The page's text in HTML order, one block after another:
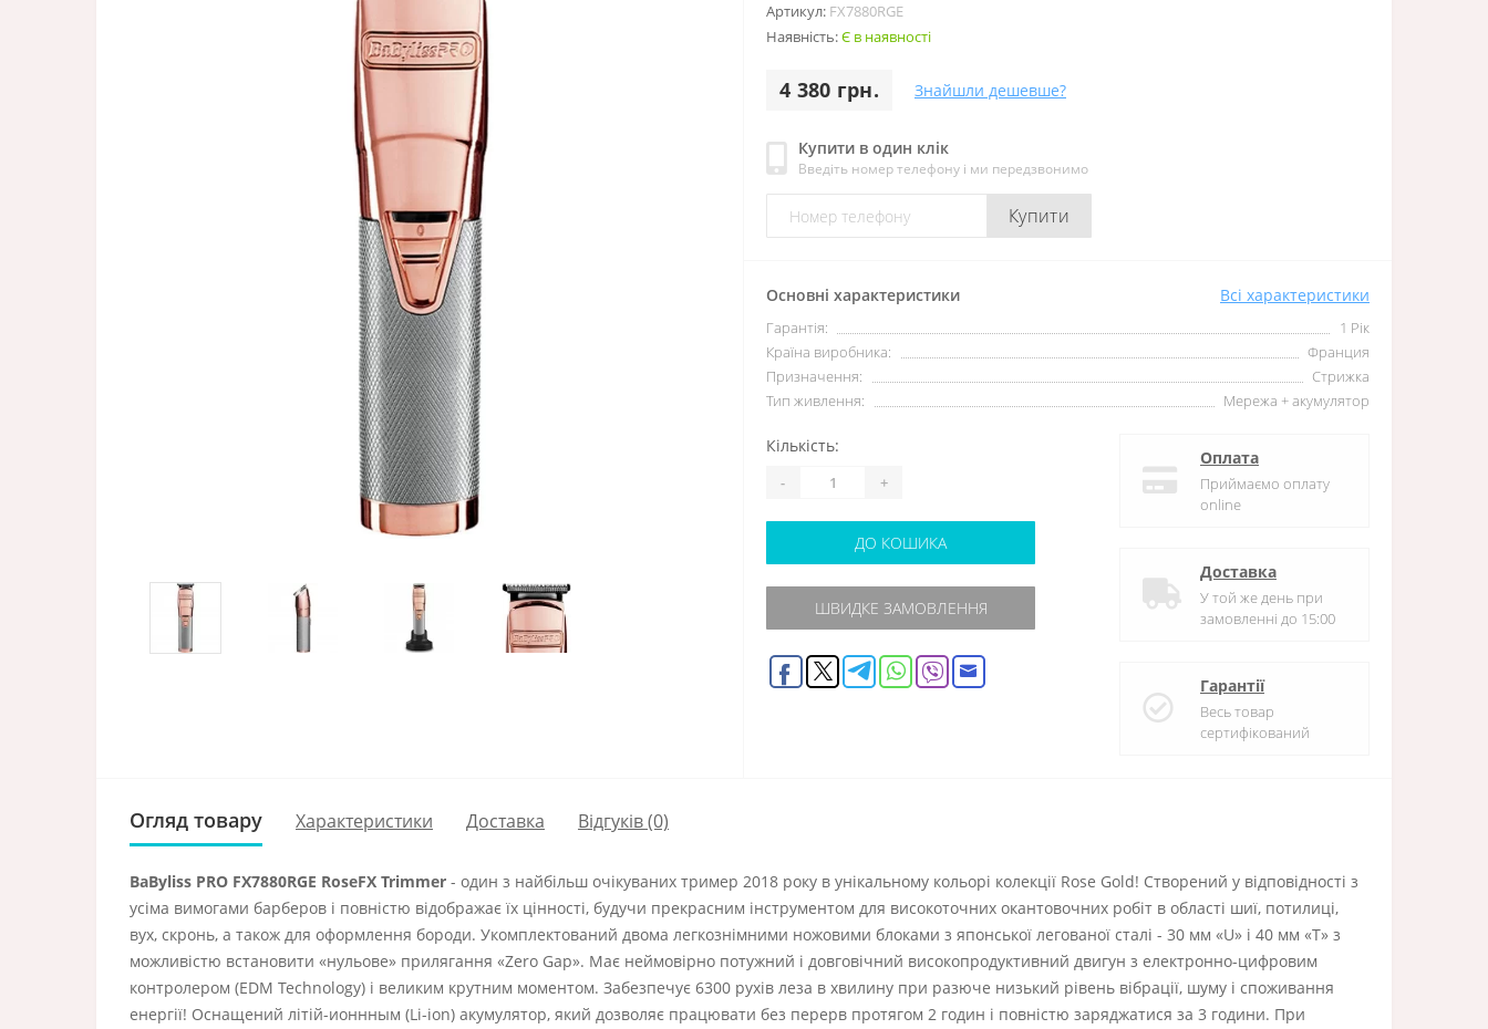
Артикул: FX7880RGE
Наявність:Є в наявності
4 380 грн. Знайшли дешевше?
Купити в один клік
Введіть номер телефону і ми передзвонимо
Купити
Основні характеристики Всі характеристики
Гарантія:
1 Рік
Країна виробника:
Франция
Призначення:
Стрижка
Тип живлення:
Мережа + акумулятор
Кількість:
- +
ДО КОШИКА
ШВИДКЕ ЗАМОВЛЕННЯ
Оплата
Приймаємо оплату
online
Доставка
У той же день при
замовленні до 15:00
Гарантії
Весь товар
сертифікований
Огляд товару Характеристики Доставка Відгуків (0)
BaByliss PRO FX7880RGE RoseFX Trimmer - один з найбільш очікуваних тример 2018 року в унікальному кольорі колекції Rose Gold! Створений у відповідності з
усіма вимогами барберов і повністю відображає їх цінності, будучи прекрасним інструментом для високоточних окантовочних робіт в області шиї, потилиці,
вух, скронь, а також для оформлення бороди. Укомплектований двома легкознімними ножовими блоками з японської легованої сталі - 30 мм «U» і 40 мм «T» з
можливістю встановити «нульове» прилягання «Zero Gap». Має неймовірно потужний і довговічний високопродуктивний двигун з електронно-цифровим
контролером (EDM Technology) і великим крутним моментом. Забезпечує 6300 рухів леза в хвилину при разюче низький рівень вібрації, шуму і споживання
енергії! Оснащений літій-ионнным (Li-ion) акумулятор, який дозволяє працювати без перерв протягом 2 годин і повністю заряджатися за 3 години. При